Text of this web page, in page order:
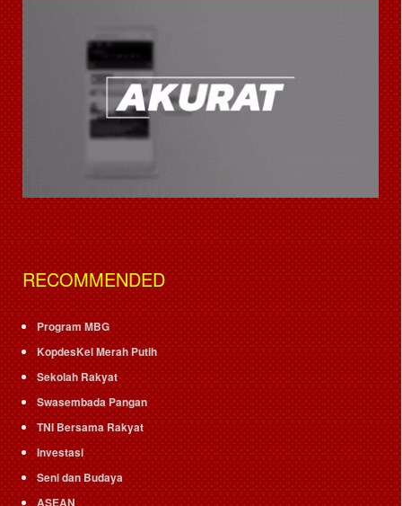
RECOMMENDED
Program MBG
KopdesKel Merah Putih
Sekolah Rakyat
Swasembada Pangan
TNI Bersama Rakyat
Investasi
Seni dan Budaya
ASEAN